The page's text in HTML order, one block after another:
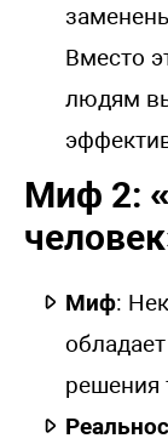
Вместо
людям
Миф 2:
Миф:
решения